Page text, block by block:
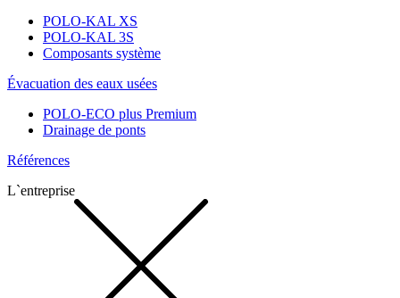
POLO-KAL XS
POLO-KAL 3S
Composants système
Évacuation des eaux usées
POLO-ECO plus Premium
Drainage de ponts
Références
L`entreprise